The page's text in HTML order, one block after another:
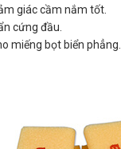
giác cầm nắm tốt.
cứng đầu.
miếng bọt biển phẳng.